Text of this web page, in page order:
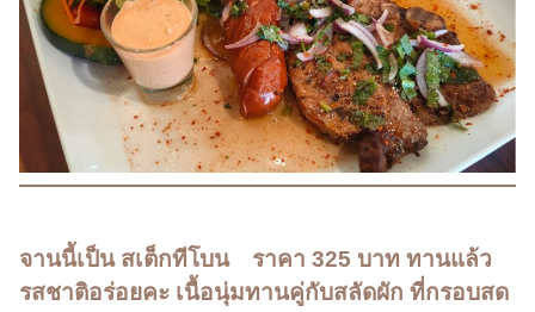
จานนี้เป็น สเต็กทีโบน ราคา 325 บาท ทานแล้ว
รสชาติอร่อยคะ เนื้อนุ่มทานคู่กับสลัดผัก ที่กรอบสด